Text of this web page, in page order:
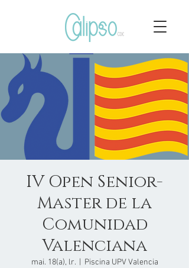
IV Open Senior-
Master de la
Comunidad
Valenciana
mai. 18(a), lr.
  |
Piscina UPV Valencia